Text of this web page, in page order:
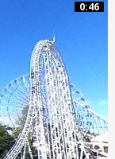
0:46